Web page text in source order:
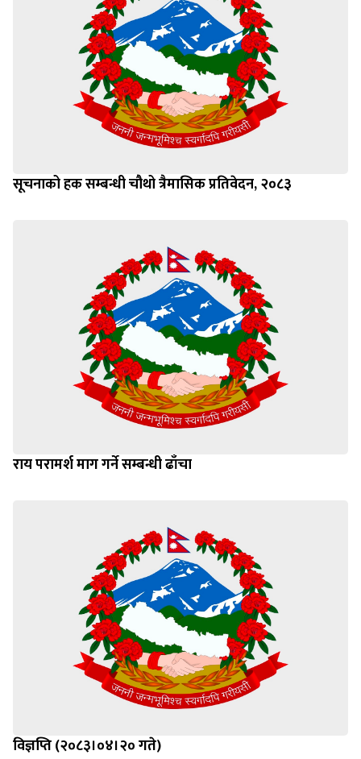
सूचनाको हक सम्बन्धी चौथो त्रैमासिक प्रतिवेदन, २०८३
राय परामर्श माग गर्ने सम्बन्धी ढाँचा
विज्ञप्ति (२०८३।०४।२० गते)